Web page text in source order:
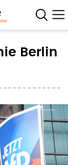
Berlin